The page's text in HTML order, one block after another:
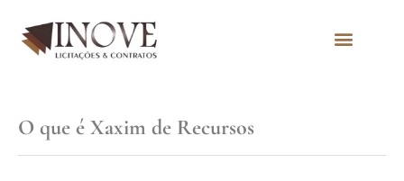
O que é Xaxim de Recursos